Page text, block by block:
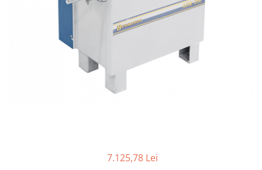
Strunguri universale cu afisaj
Strunguri universale cu viteza
Masini de gaurit - Vario - cu masa
Masini de gaurit cu coloana si cap
7.125,78 Lei